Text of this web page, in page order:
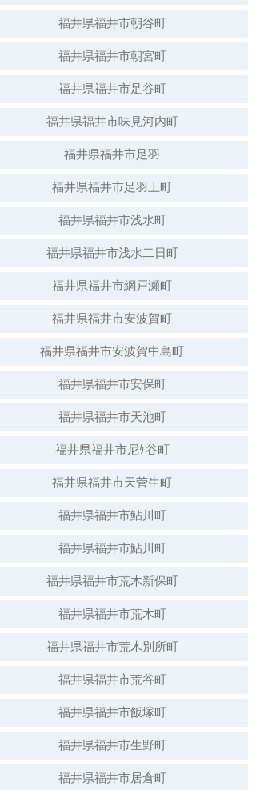
福井県福井市朝谷町
福井県福井市朝宮町
福井県福井市足谷町
福井県福井市味見河内町
福井県福井市足羽
福井県福井市足羽上町
福井県福井市浅水町
福井県福井市浅水二日町
福井県福井市網戸瀬町
福井県福井市安波賀町
福井県福井市安波賀中島町
福井県福井市安保町
福井県福井市天池町
福井県福井市尼ｹ谷町
福井県福井市天菅生町
福井県福井市鮎川町
福井県福井市鮎川町
福井県福井市荒木新保町
福井県福井市荒木町
福井県福井市荒木別所町
福井県福井市荒谷町
福井県福井市飯塚町
福井県福井市生野町
福井県福井市居倉町